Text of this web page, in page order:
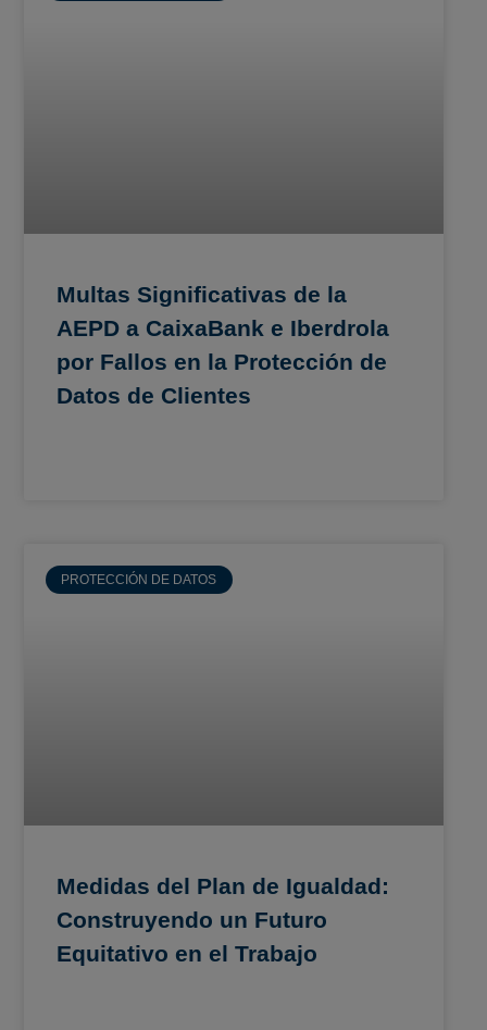
Multas Significativas de la
AEPD a CaixaBank e Iberdrola
por Fallos en la Protección de
Datos de Clientes
PROTECCIÓN DE DATOS
Medidas del Plan de Igualdad:
Construyendo un Futuro
Equitativo en el Trabajo